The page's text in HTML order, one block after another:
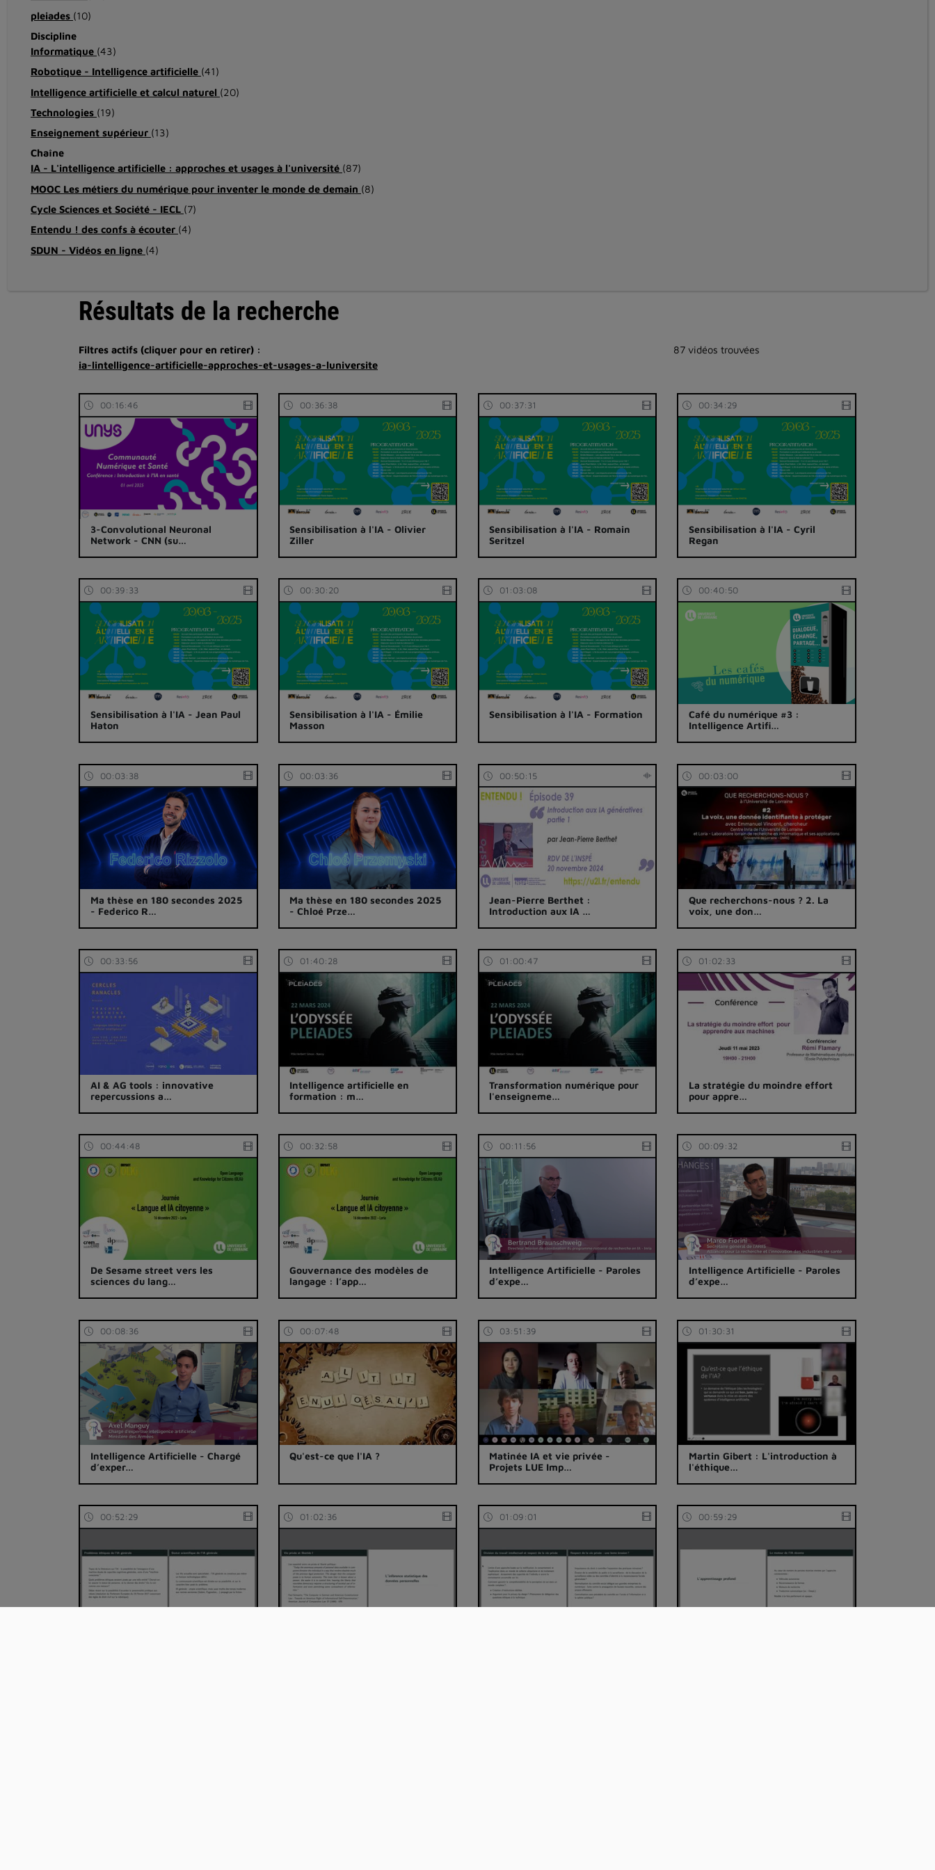
pleiades (10)
Discipline
Informatique (43)
Robotique - Intelligence artificielle (41)
Intelligence artificielle et calcul naturel (20)
Technologies (19)
Enseignement supérieur (13)
Chaîne
IA - L'intelligence artificielle : approches et usages à l'université (87)
MOOC Les métiers du numérique pour inventer le monde de demain (8)
Cycle Sciences et Société - IECL (7)
Entendu ! des confs à écouter (4)
SDUN - Vidéos en ligne (4)
Résultats de la recherche
Filtres actifs (cliquer pour en retirer) :
ia-lintelligence-artificielle-approches-et-usages-a-luniversite
87 vidéos trouvées
00:16:46
3-Convolutional Neuronal
Network - CNN (su…
00:36:38
Sensibilisation à l'IA - Olivier
Ziller
00:37:31
Sensibilisation à l'IA - Romain
Seritzel
00:34:29
Sensibilisation à l'IA - Cyril
Regan
00:39:33
Sensibilisation à l'IA - Jean Paul
Haton
00:30:20
Sensibilisation à l'IA - Émilie
Masson
01:03:08
Sensibilisation à l'IA - Formation
00:40:50
Café du numérique #3 :
Intelligence Artifi…
00:03:38
Ma thèse en 180 secondes 2025
- Federico R…
00:03:36
Ma thèse en 180 secondes 2025
- Chloé Prze…
00:50:15
Jean-Pierre Berthet :
Introduction aux IA …
00:03:00
Que recherchons-nous ? 2. La
voix, une don…
00:33:56
AI & AG tools : innovative
repercussions a…
01:40:28
Intelligence artificielle en
formation : m…
01:00:47
Transformation numérique pour
l'enseigneme…
01:02:33
La stratégie du moindre effort
pour appre…
00:44:48
De Sesame street vers les
sciences du lang…
00:32:58
Gouvernance des modèles de
langage : l’app…
00:11:56
Intelligence Artificielle - Paroles
d’expe…
00:09:32
Intelligence Artificielle - Paroles
d’expe…
00:08:36
Intelligence Artificielle - Chargé
d’exper…
00:07:48
Qu'est-ce que l'IA ?
03:51:39
Matinée IA et vie privée -
Projets LUE Imp…
01:30:31
Martin Gibert : L'introduction à
l'éthique…
00:52:29 01:02:36 01:09:01 00:59:29